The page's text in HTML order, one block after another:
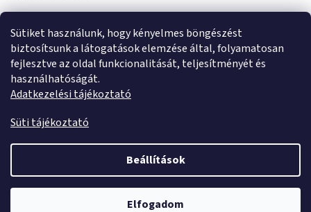
Sütiket használunk, hogy kényelmes böngészést
biztosítsunk a látogatások elemzése által, folyamatosan
fejlesztve az oldal funkcionalitását, teljesítményét és
használhatóságát.
Adatkezelési tájékoztató
Süti tájékoztató
Beállítások
Elfogadom
Jelszó
BEJELENTKEZÉS
Új regisztrációElfelejtett jelszó
Shoptet készítette
Tente kerekek és görgők